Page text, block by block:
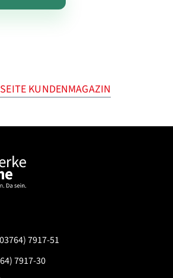
KUNDENMAGAZIN
7917-51
7917-30